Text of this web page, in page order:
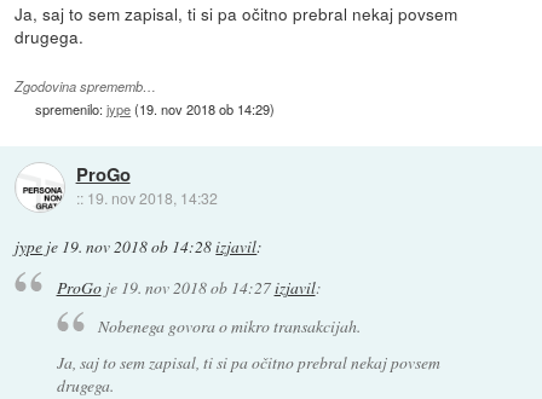
Ja, saj to sem zapisal, ti si pa očitno prebral nekaj povsem
drugega.
Zgodovina sprememb…
spremenilo:jype(19. nov 2018 ob 14:29)
ProGo
:: 19. nov 2018, 14:32
jype je 19. nov 2018 ob 14:28izjavil:
ProGoje 19. nov 2018 ob 14:27izjavil:
Nobenega govora o mikro transakcijah.
Ja, saj to sem zapisal, ti si pa očitno prebral nekaj povsem
drugega.